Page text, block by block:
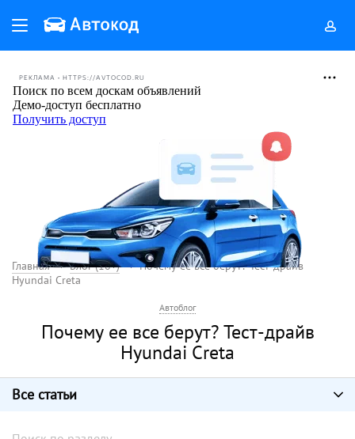
РЕКЛАМА • HTTPS://AVTOCOD.RU
Главная Блог (18+)
Почему ее все берут? Тест-драйв
Hyundai Creta
Автоблог
Почему ее все берут? Тест-драйв
Hyundai Creta
Все статьи